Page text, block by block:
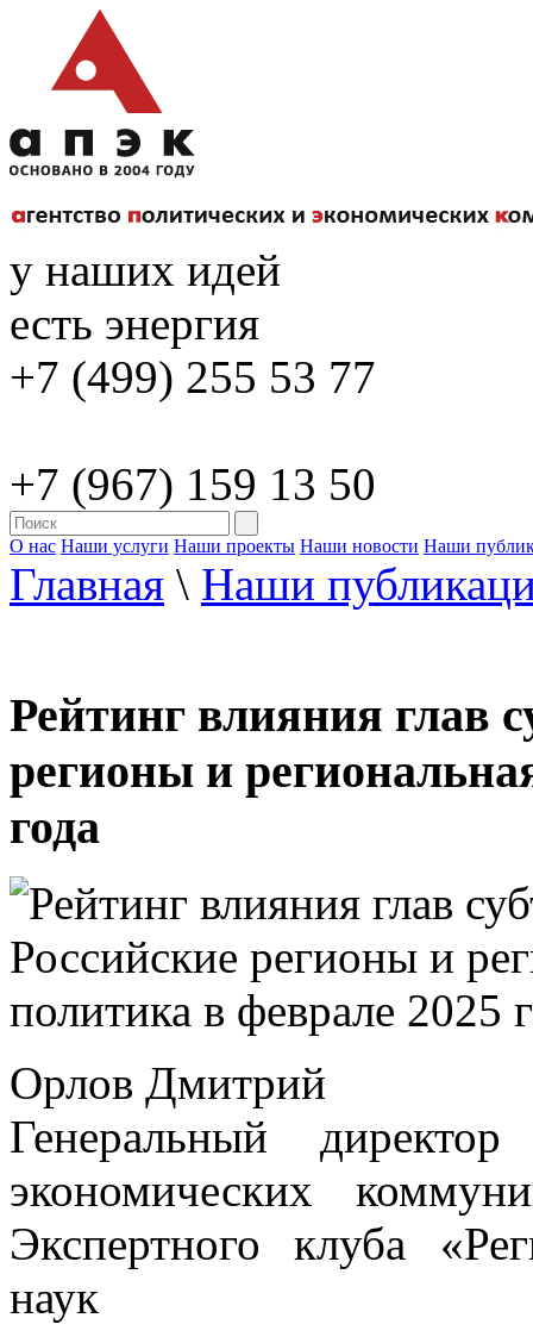
у наших идей
есть энергия
+7 (499) 255 53 77
+7 (967) 159 13 50
О нас Наши услуги Наши проекты Наши новости Наши
Главная \ Наши
Рейтинг влияния глав
регионы и
года
Орлов Дмитрий
Генеральный
экономических
Экспертного клуба
наук